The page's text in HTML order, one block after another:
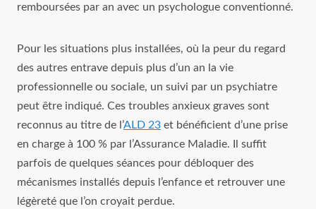
remboursées par an avec un psychologue conventionné.
Pour les situations plus installées, où la peur du regard
des autres entrave depuis plus d’un an la vie
professionnelle ou sociale, un suivi par un psychiatre
peut être indiqué. Ces troubles anxieux graves sont
reconnus au titre de l’ALD 23 et bénéficient d’une prise
en charge à 100 % par l’Assurance Maladie. Il suffit
parfois de quelques séances pour débloquer des
mécanismes installés depuis l’enfance et retrouver une
légèreté que l’on croyait perdue.